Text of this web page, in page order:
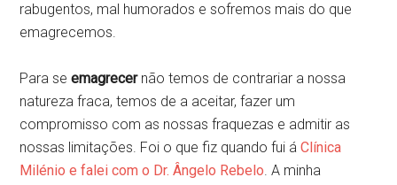
rabugentos, mal humorados e sofremos mais do que
emagrecemos.
Para seemagrecernão temos de contrariar a nossa
natureza fraca, temos de a aceitar, fazer um
compromisso com as nossas fraquezas e admitir as
nossas limitações. Foi o que fiz quando fui áClínica
Milénio e falei com o Dr. Ângelo Rebelo. A minha